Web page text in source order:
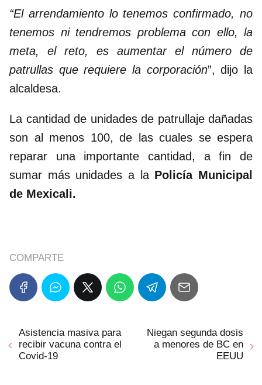
“El arrendamiento lo tenemos confirmado, no
tenemos ni tendremos problema con ello, la
meta, el reto, es aumentar el número de
patrullas que requiere la corporación”, dijo la
alcaldesa.
La cantidad de unidades de patrullaje dañadas
son al menos 100, de las cuales se espera
reparar una importante cantidad, a fin de
sumar más unidades a la Policía Municipal
de Mexicali.
COMPARTE
Asistencia masiva para
recibir vacuna contra el
Covid-19
Niegan segunda dosis
a menores de BC en
EEUU